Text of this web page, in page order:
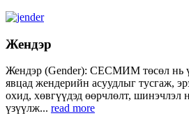
Жендэр
Жендэр (Gender): СЕСМИМ төсөл нь
явцад жендерийн асуудлыг тусгаж,
охид, хөвгүүдэд өөрчлөлт, шинэчлэл
үзүүлж... read more